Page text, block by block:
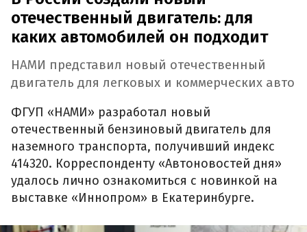
отечественный двигатель: для
каких автомобилей он подходит
НАМИ представил новый отечественный
двигатель для легковых и коммерческих авто
ФГУП «НАМИ» разработал новый
отечественный бензиновый двигатель для
наземного транспорта, получивший индекс
414320. Корреспонденту «Автоновостей дня»
удалось лично ознакомиться с новинкой на
выставке «Иннопром» в Екатеринбурге.